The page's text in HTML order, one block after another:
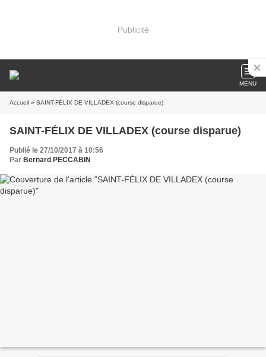
Publicité
MENU
Accueil » SAINT-FÉLIX DE VILLADEX (course disparue)
SAINT-FÉLIX DE VILLADEX (course disparue)
Publié le 27/10/2017 à 10:56
Par Bernard PECCABIN